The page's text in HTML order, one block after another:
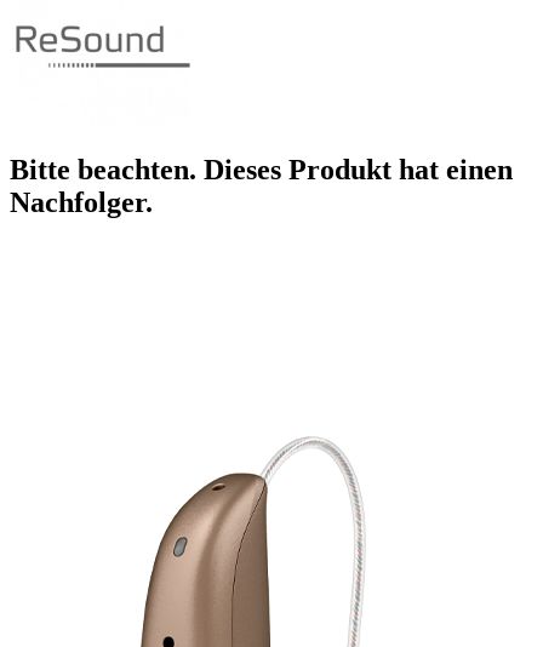
Bitte beachten. Dieses Produkt hat einen
Nachfolger.